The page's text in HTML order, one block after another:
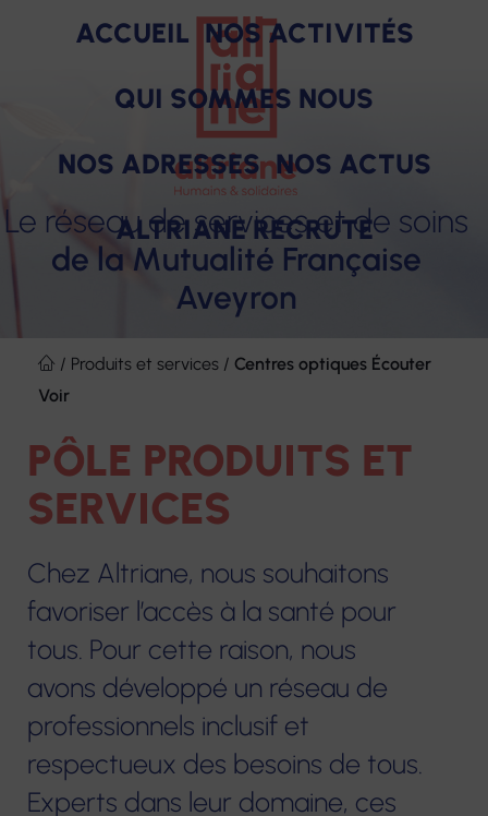
Aller
contenu
Le réseau de services et de soins
de la Mutualité Française
Aveyron
ACCUEIL NOS ACTIVITÉS
Centres de
santé
infirmiers
Hospitalisation
à domicile
Centres de
santé dentaire
PRODUITS
SERVICES
Centres
optiques
Écouter
Voir
Centres
ACCOMPAGNEMENT
Services de soins
infirmiers à
domicile
Services à domicile
éop la
Crèche
Résidences
pour
personnes
âgées
temporaires
Habitats
VAE
QUI SOMMES NOUS
Notre raison d'être
Nos missions
Notre gouvernance
Nous contacter
NOS ADRESSES NOS ACTUS
ALTRIANE RECRUTE
Des engagements pour nos salariés
Nos avantages
/ Produits et services / Centres optiques Écouter
Voir
PÔLE PRODUITS ET
SERVICES
Chez Altriane, nous souhaitons
favoriser l’accès à la santé pour
tous. Pour cette raison, nous
avons développé un réseau de
professionnels inclusif et
respectueux des besoins de tous.
Experts dans leur domaine, ces